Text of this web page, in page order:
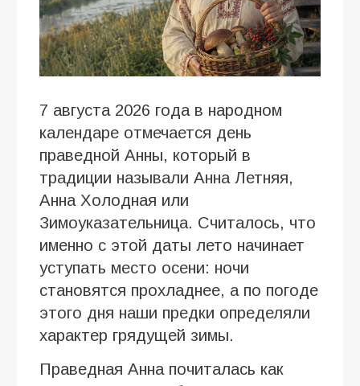
7 августа 2026 года в народном
календаре отмечается день
праведной Анны, который в
традиции называли Анна Летняя,
Анна Холодная или
Зимоуказательница. Считалось, что
именно с этой даты лето начинает
уступать место осени: ночи
становятся прохладнее, а по погоде
этого дня наши предки определяли
характер грядущей зимы.
Праведная Анна почиталась как